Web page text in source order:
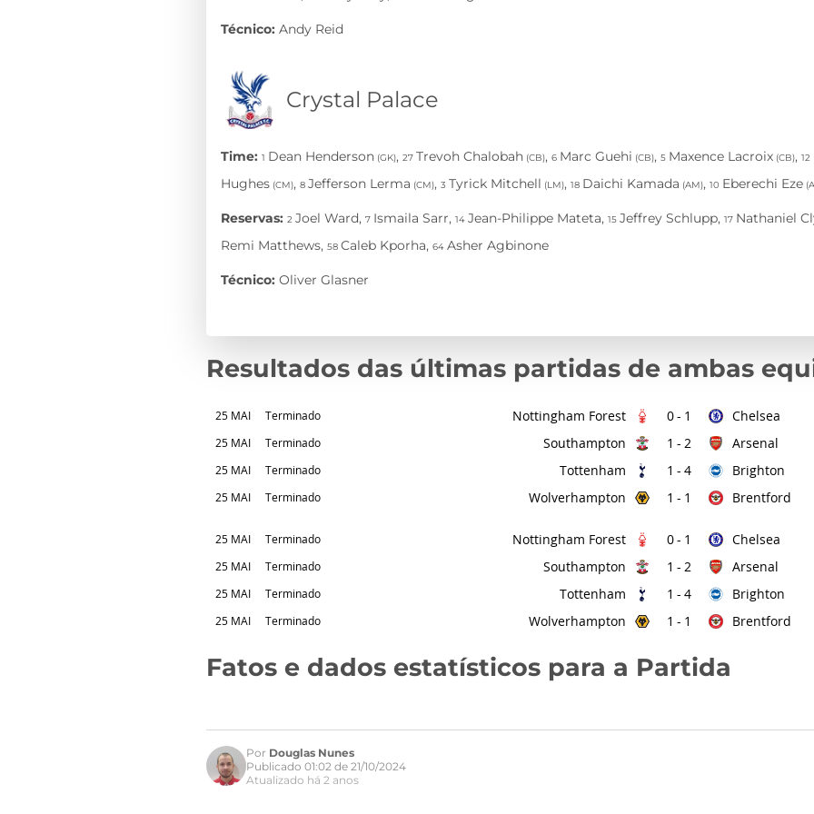
Resultados das últimas partidas de ambas
25 MAI Terminado Nottingham Forest 0- 1 Chelsea
25 MAI Terminado Southampton 1 - 2 Arsenal
25 MAI Terminado Tottenham 1 - 4 Brighton
25 MAI Terminado Wolverhampton 1 - 1 Brentford
25 MAI Terminado Nottingham Forest 0- 1 Chelsea
25 MAI Terminado Southampton 1 - 2 Arsenal
25 MAI Terminado Tottenham 1 - 4 Brighton
25 MAI Terminado Wolverhampton 1 - 1 Brentford
Fatos e dados estatísticos para a Partida
Por Douglas Nunes
Publicado 01:02 de 21/10/2024
Atualizado há 2 anos